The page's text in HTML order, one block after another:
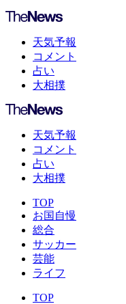
天気予報
コメント
占い
大相撲
天気予報
コメント
占い
大相撲
TOP
お国自慢
総合
サッカー
芸能
ライフ
TOP